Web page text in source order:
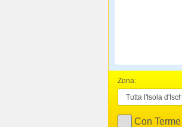
Zona:
Con Terme